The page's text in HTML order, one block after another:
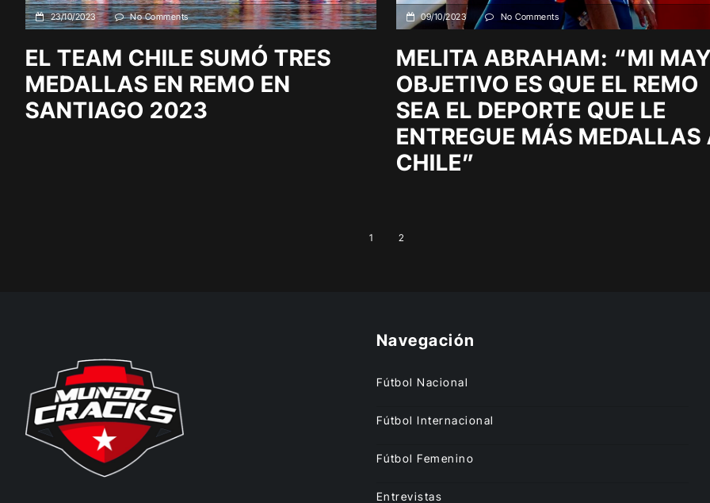
23/10/2023 No Comments
EL TEAM CHILE SUMÓ TRES
MEDALLAS EN REMO EN
SANTIAGO 2023
09/10/2023 No Comments
MELITA ABRAHAM: “MI
OBJETIVO ES QUE EL REMO
SEA EL DEPORTE QUE LE
ENTREGUE MÁS MEDALLAS
CHILE”
1 2
Navegación
Fútbol Nacional
Fútbol Internacional
Fútbol Femenino
Entrevistas